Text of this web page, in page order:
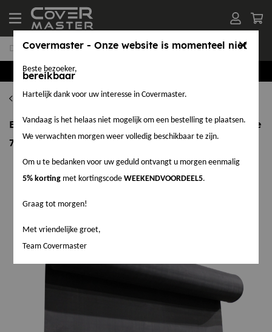
EPDM per M²
EPDM per M² - FR dakfolie - dikte 1,52 mm - breedte
7,62 meter
Covermaster - Onze website is momenteel niet
bereikbaar
Beste bezoeker,
Hartelijk dank voor uw interesse in Covermaster.
Vandaag is het helaas niet mogelijk om een bestelling te plaatsen.
We verwachten morgen weer volledig beschikbaar te zijn.
Om u te bedanken voor uw geduld ontvangt u morgen eenmalig
5% korting met kortingscodeWEEKENDVOORDEEL5.
Graag tot morgen!
Met vriendelijke groet,
Team Covermaster